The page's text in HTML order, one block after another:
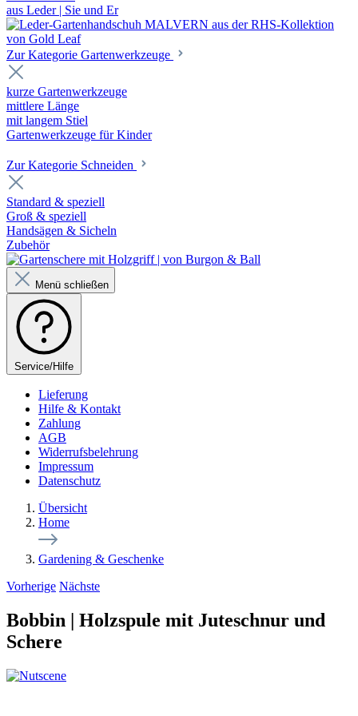
aus Leder | Sie und Er
Zur Kategorie Gartenwerkzeuge
kurze Gartenwerkzeuge
mittlere Länge
mit langem Stiel
Gartenwerkzeuge für Kinder
Zur Kategorie Schneiden
Standard & speziell
Groß & speziell
Handsägen & Sicheln
Zubehör
Menü schließen
Service/Hilfe
Lieferung
Hilfe & Kontakt
Zahlung
AGB
Widerrufsbelehrung
Impressum
Datenschutz
Übersicht
Home
Gardening & Geschenke
Vorherige Nächste
Bobbin | Holzspule mit Juteschnur und
Schere